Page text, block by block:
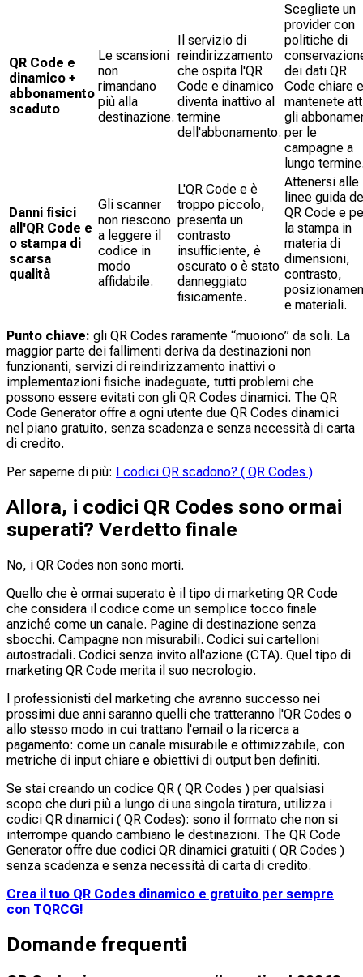
QR Code e
dinamico +
abbonamento
scaduto
Le scansioni
non
rimandano
più alla
destinazione.
Il servizio di
reindirizzamento
che ospita l'QR
Code e dinamico
diventa inattivo al
termine
dell'abbonamento.
Scegliete un
provider con
politiche di
dei dati QR
Code chiare e
mantenete
gli
per le
campagne a
lungo
Danni fisici
all'QR Code e
o stampa di
scarsa
qualità
Gli scanner
non riescono
a leggere il
codice in
modo
affidabile.
L'QR Code e è
troppo piccolo,
presenta un
contrasto
insufficiente, è
oscurato o è stato
danneggiato
fisicamente.
Attenersi alle
linee guida
QR Code e
la stampa in
materia di
dimensioni,
contrasto,
e materiali.
Punto chiave: gli QR Codes raramente “muoiono” da soli. La
maggior parte dei fallimenti deriva da destinazioni non
funzionanti, servizi di reindirizzamento inattivi o
implementazioni fisiche inadeguate, tutti problemi che
possono essere evitati con gli QR Codes dinamici. The QR
Code Generator offre a ogni utente due QR Codes dinamici
nel piano gratuito, senza scadenza e senza necessità di carta
di credito.
Per saperne di più:
I codici QR scadono? ( QR Codes )
Allora, i codici QR Codes sono ormai
superati? Verdetto finale
No, i QR Codes non sono morti.
Quello che è ormai superato è il tipo di marketing QR Code
che considera il codice come un semplice tocco finale
anziché come un canale. Pagine di destinazione senza
sbocchi. Campagne non misurabili. Codici sui cartelloni
autostradali. Codici senza invito all'azione (CTA). Quel tipo di
marketing QR Code merita il suo necrologio.
I professionisti del marketing che avranno successo nei
prossimi due anni saranno quelli che tratteranno l'QR Codes o
allo stesso modo in cui trattano l'email o la ricerca a
pagamento: come un canale misurabile e ottimizzabile, con
metriche di input chiare e obiettivi di output ben definiti.
Se stai creando un codice QR ( QR Codes ) per qualsiasi
scopo che duri più a lungo di una singola tiratura, utilizza i
codici QR dinamici ( QR Codes): sono il formato che non si
interrompe quando cambiano le destinazioni. The QR Code
Generator offre due codici QR dinamici gratuiti ( QR Codes )
senza scadenza e senza necessità di carta di credito.
Crea il tuo QR Codes dinamico e gratuito per sempre
con TQRCG!
Domande frequenti